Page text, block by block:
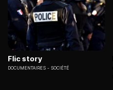
Flic story
DOCUMENTAIRES SOCIÉTÉ